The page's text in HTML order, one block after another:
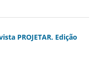
PROJETAR. Edição